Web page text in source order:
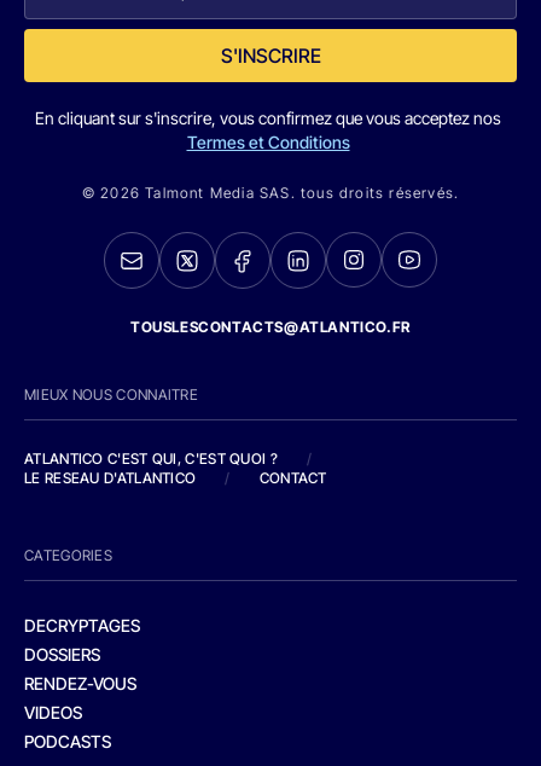
S'INSCRIRE
En cliquant sur s'inscrire, vous confirmez que vous acceptez nos
Termes et Conditions
© 2026 Talmont Media SAS. tous droits réservés.
TOUSLESCONTACTS@ATLANTICO.FR
MIEUX NOUS CONNAITRE
ATLANTICO C'EST QUI, C'EST QUOI ?
/
LE RESEAU D'ATLANTICO
/ CONTACT
CATEGORIES
DECRYPTAGES
DOSSIERS
RENDEZ-VOUS
VIDEOS
PODCASTS